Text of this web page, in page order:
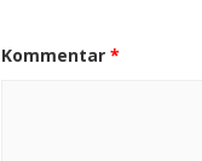
Kommentar *